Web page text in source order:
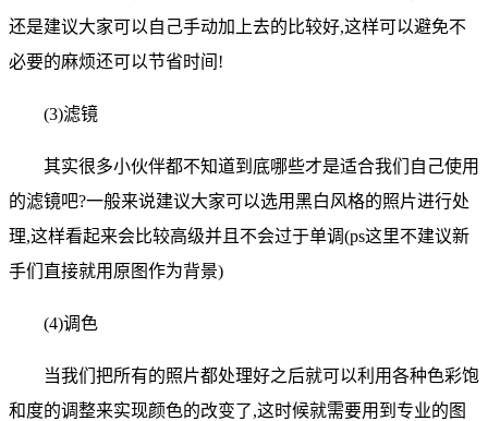
还是建议大家可以自己手动加上去的比较好,这样可以避免不
必要的麻烦还可以节省时间!
(3)滤镜
其实很多小伙伴都不知道到底哪些才是适合我们自己使用
的滤镜吧?一般来说建议大家可以选用黑白风格的照片进行处
理,这样看起来会比较高级并且不会过于单调(ps这里不建议新
手们直接就用原图作为背景)
(4)调色
当我们把所有的照片都处理好之后就可以利用各种色彩饱
和度的调整来实现颜色的改变了,这时候就需要用到专业的图